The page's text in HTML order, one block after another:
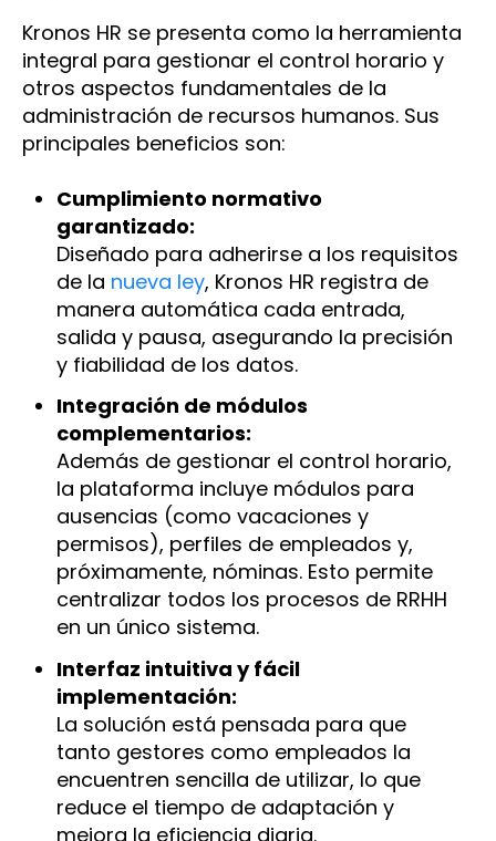
Kronos HR se presenta como la herramienta
integral para gestionar el control horario y
otros aspectos fundamentales de la
administración de recursos humanos. Sus
principales beneficios son:
Cumplimiento normativo
garantizado:
Diseñado para adherirse a los requisitos
de la nueva ley, Kronos HR registra de
manera automática cada entrada,
salida y pausa, asegurando la precisión
y fiabilidad de los datos.
Integración de módulos
complementarios:
Además de gestionar el control horario,
la plataforma incluye módulos para
ausencias (como vacaciones y
permisos), perfiles de empleados y,
próximamente, nóminas. Esto permite
centralizar todos los procesos de RRHH
en un único sistema.
Interfaz intuitiva y fácil
implementación:
La solución está pensada para que
tanto gestores como empleados la
encuentren sencilla de utilizar, lo que
reduce el tiempo de adaptación y
mejora la eficiencia diaria.